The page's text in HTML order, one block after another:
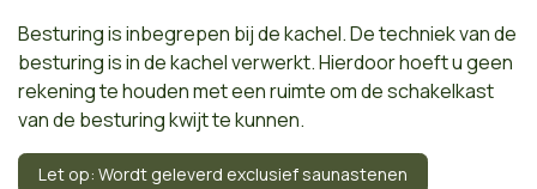
Besturing is inbegrepen bij de kachel. De techniek van de
besturing is in de kachel verwerkt. Hierdoor hoeft u geen
rekening te houden met een ruimte om de schakelkast
van de besturing kwijt te kunnen.
Let op: Wordt geleverd exclusief saunastenen